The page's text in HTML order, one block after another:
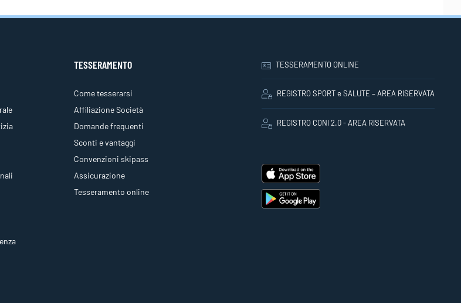
TESSERAMENTO
Come tesserarsi
Affiliazione Società
Domande frequenti
Sconti e vantaggi
Convenzioni skipass
Assicurazione
Tesseramento online
TESSERAMENTO ONLINE
REGISTRO SPORT e SALUTE – AREA RISERVATA
REGISTRO CONI 2.0 - AREA RISERVATA